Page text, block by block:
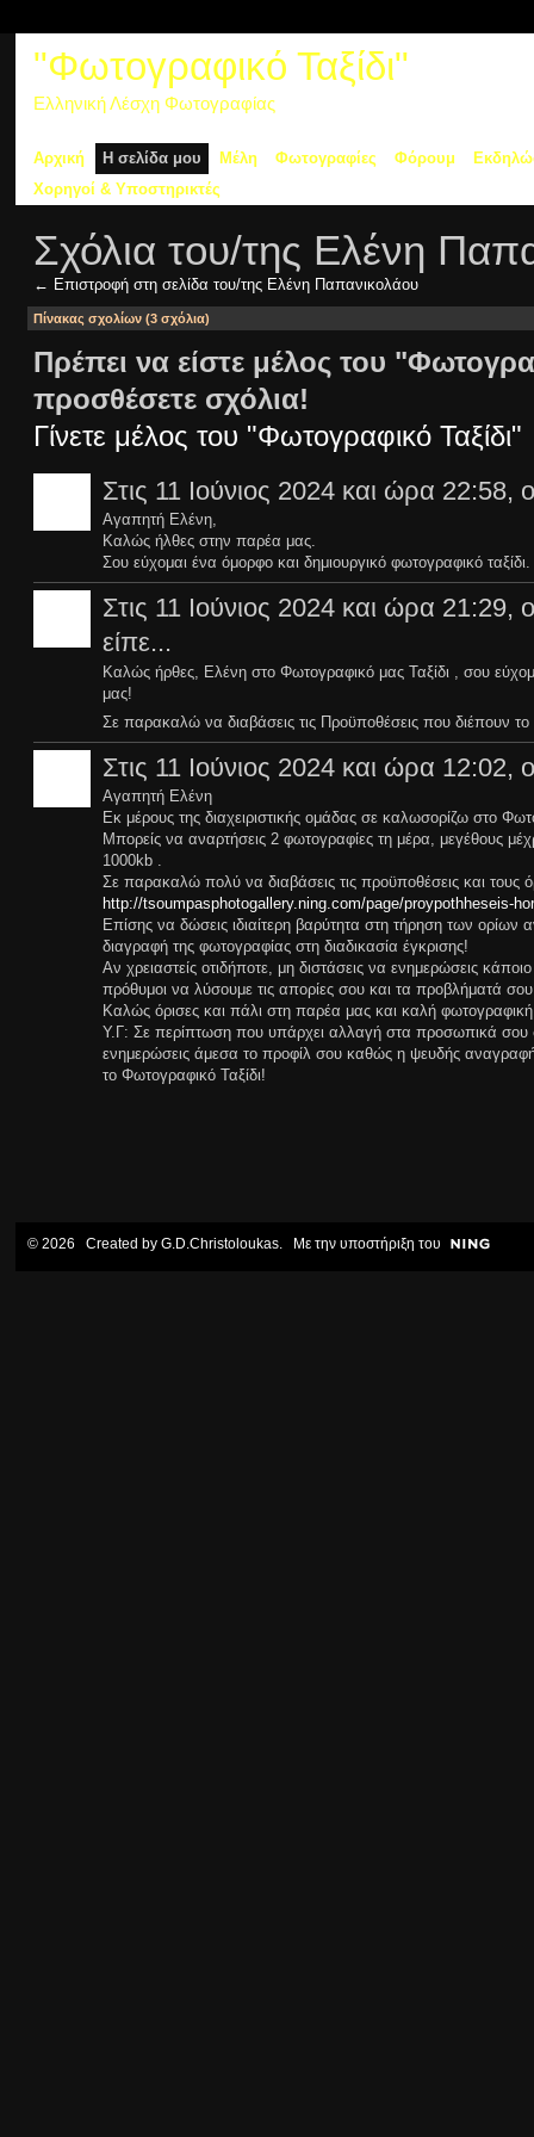
"Φωτογραφικό Ταξίδι"
Ελληνική Λέσχη Φωτογραφίας
Αρχική Η σελίδα μου Μέλη Φωτογραφίες Φόρουμ
Χορηγοί & Υποστηρικτές
Σχόλια του/της Ελένη
← Επιστροφή στη σελίδα του/της Ελένη Παπανικολάου
Πίνακας σχολίων (3 σχόλια)
Πρέπει να είστε μέλος του
προσθέσετε σχόλια!
Γίνετε μέλος του "Φωτογραφικό Ταξίδι"
Στις 11 Ιούνιος 2024 και ώρα 22:58,
Αγαπητή Ελένη,
Καλώς ήλθες στην παρέα μας.
Σου εύχομαι ένα όμορφο και δημιουργικό φωτογραφικό ταξίδι.
Στις 11 Ιούνιος 2024 και ώρα 21:29,
είπε...
Καλώς ήρθες, Ελένη στο Φωτογραφικό μας Ταξίδι , σου
μας!
Σε παρακαλώ να διαβάσεις τις Προϋποθέσεις που διέπουν το
Στις 11 Ιούνιος 2024 και ώρα 12:02,
Αγαπητή Ελένη
Εκ μέρους της διαχειριστικής ομάδας σε καλωσορίζω στο
Μπορείς να αναρτήσεις 2 φωτογραφίες τη μέρα, μεγέθους
1000kb .
Σε παρακαλώ πολύ να διαβάσεις τις προϋποθέσεις και τους
http://tsoumpasphotogallery.ning.com/page/proypothheseis-
Επίσης να δώσεις ιδιαίτερη βαρύτητα στη τήρηση των ορίων
διαγραφή της φωτογραφίας στη διαδικασία έγκρισης!
Αν χρειαστείς οτιδήποτε, μη διστάσεις να ενημερώσεις
πρόθυμοι να λύσουμε τις απορίες σου και τα προβλήματά
Καλώς όρισες και πάλι στη παρέα μας και καλή φωτογραφική
Υ.Γ: Σε περίπτωση που υπάρχει αλλαγή στα προσωπικά σου
ενημερώσεις άμεσα το προφίλ σου καθώς η ψευδής αναγραφή
το Φωτογραφικό Ταξίδι!
© 2026 Created by G.D.Christoloukas. Με την υποστήριξη του